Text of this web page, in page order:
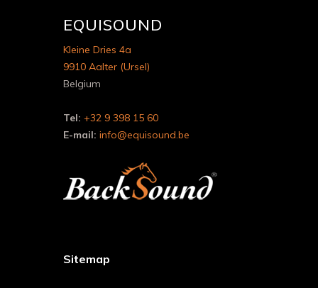
EQUISOUND
Kleine Dries 4a
9910 Aalter (Ursel)
Belgium
Tel: +32 9 398 15 60
E-mail: info@equisound.be
Sitemap